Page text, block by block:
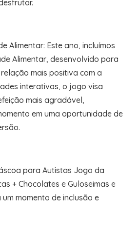
Alimentar: Este ano, incluímos
Alimentar, desenvolvido para
mais positiva com a
interativas, o jogo visa
mais agradável,
em uma oportunidade de
para Autistas Jogo da
+ Chocolates e Guloseimas e
momento de inclusão e